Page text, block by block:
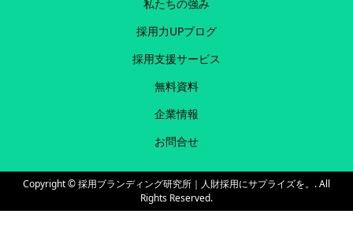
私たちの強み
採用力UPブログ
採用支援サービス
無料資料
企業情報
お問合せ
Copyright ©採用ブランディング研究所｜人財採用にサプライズを。. All
Rights Reserved.